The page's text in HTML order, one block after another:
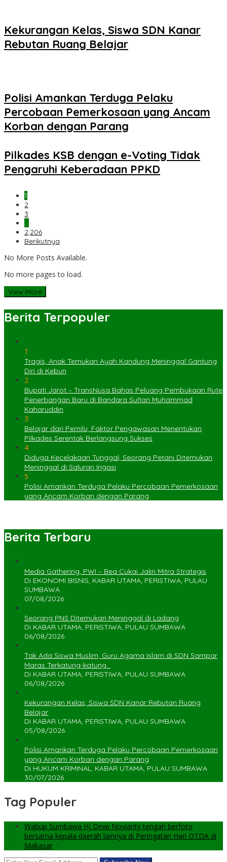
Kekurangan Kelas, Siswa SDN Kanar
Rebutan Ruang Belajar
Polisi Amankan Terduga Pelaku
Percobaan Pemerkosaan yang Ancam
Korban dengan Parang
Pilkades KSB dengan e-Voting Tidak
Pengaruhi Keberadaan PPKD
1
2
3
…
2,206
Berikutnya
No More Posts Available.
No more pages to load.
View More
Berita Terpopuler
1
Tragis, Anak Temukan Ayah Kandung Meninggal Gantung
Diri di Kebun
2
Bupati Jarot – TransNusa Bahas Peluang Pembukaan Rute
Penerbangan Baru di Bandara Sultan Muhammad
Kaharuddin
3
Belajar dari Pemilu, Faktor Pengawasan Menentukan
Pilkades Serentak Berlangsung Sukses
4
Diduga Kecelakaan Tunggal, Seorang Petani Ditemukan
Meninggal di Saluran Irigasi
5
Polisi Amankan Terduga Pelaku Percobaan Pemerkosaan
yang Ancam Korban dengan Parang
Berita Terbaru
Media Gathering, PWI – Bea Cukai Jalin Mitra Strategis
Di EKONOMI BISNIS, KABAR UTAMA, PERISTIWA, PULAU
SUMBAWA
07/08/2026
Seorang PNS Ditemukan Meninggal di Ladang
Di KABAR UTAMA, PERISTIWA, PULAU SUMBAWA
06/08/2026
Tak Ada Siswa Muslim, Guru Agama Islam di SDN Sampar
Maras Terkatung-katung ‎
Di KABAR UTAMA, PERISTIWA, PULAU SUMBAWA
06/08/2026
Kekurangan Kelas, Siswa SDN Kanar Rebutan Ruang
Belajar
Di KABAR UTAMA, PERISTIWA, PULAU SUMBAWA
05/08/2026
Polisi Amankan Terduga Pelaku Percobaan Pemerkosaan
yang Ancam Korban dengan Parang
Di HUKUM KRIMINAL, KABAR UTAMA, PULAU SUMBAWA
30/07/2026
Tag Populer
Wabup Sumbawa Hj Dewi Novianty tengah berfoto
bersama kepala daerah lainnya di Peringatan Hari OTDA di
Makasar